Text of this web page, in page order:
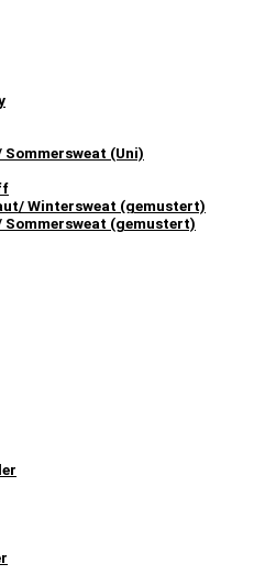
Sommersweat (Uni)
Wintersweat (gemustert)
Sommersweat (gemustert)